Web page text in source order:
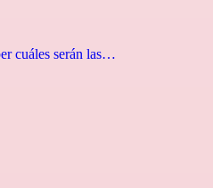
cuáles serán las…